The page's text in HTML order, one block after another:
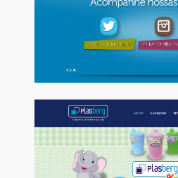
Conheça
Implantação do ERP Winthor e
Módulo de
Conheça